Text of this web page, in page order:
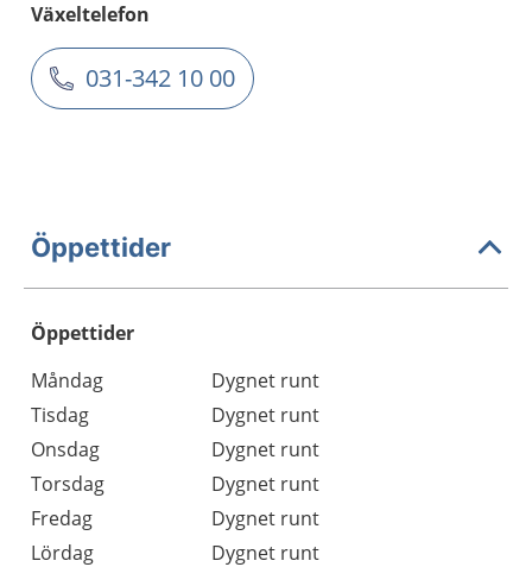
Växeltelefon
031-342 10 00
Öppettider
Öppettider
Dag
Öppettider
Kommentarer
Måndag
Dygnet runt
Tisdag
Dygnet runt
Onsdag
Dygnet runt
Torsdag
Dygnet runt
Fredag
Dygnet runt
Lördag
Dygnet runt